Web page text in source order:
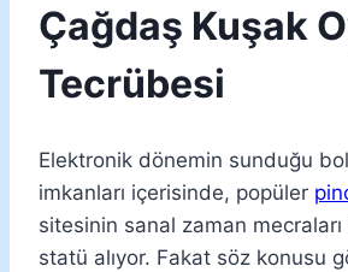
Çağdaş Kuşak
Tecrübesi
Elektronik dönemin sunduğu
imkanları içerisinde, popüler
sitesinin sanal zaman mecraları
statü alıyor. Fakat söz konusu